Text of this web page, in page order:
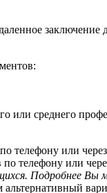
заключение
среднего
телефону или
телефону или
Подробнее